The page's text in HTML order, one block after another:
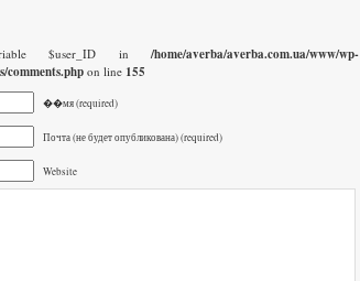
$user_ID in /home/averba/averba.com.ua/www/wp-
comments.php on line 155
��мя (required)
Почта (не будет опубликована) (required)
Website